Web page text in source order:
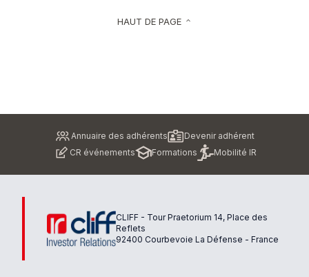
HAUT DE PAGE keyboard_arrow_up
Annuaire des adhérents
Devenir adhérent
CR événements
Formations Mobilité IR
CLIFF - Tour Praetorium 14, Place des
Reflets
92400 Courbevoie La Défense - France